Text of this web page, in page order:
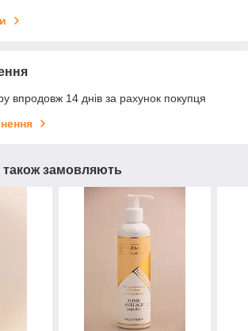
впродовж 14 днів за рахунок покупця
замовляють